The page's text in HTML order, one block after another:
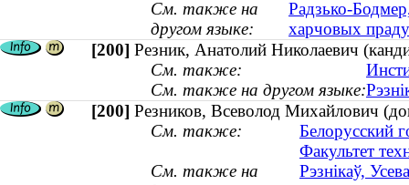
См. также на
другом языке:
Радзько-
харчовых
[200] Резник, Анатолий Николаевич
См. также:
См. также на другом языке:
[200] Резников, Всеволод Михайлович
См. также:
Белорусский
Факультет
См. также на
Рэзнікаў,